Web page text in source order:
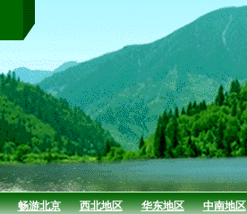
畅游北京 西北地区 华东地区 中南地区